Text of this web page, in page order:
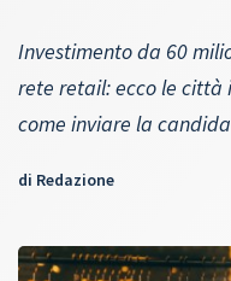
Investimento da 60
rete retail: ecco le città
come inviare la
di Redazione